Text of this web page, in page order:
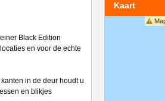
Black Edition
en voor de echte
in de deur houdt u
en blikjes
Kaart